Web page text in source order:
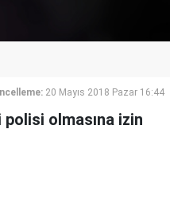
20 Mayıs 2018 Pazar 16:44
polisi olmasına izin